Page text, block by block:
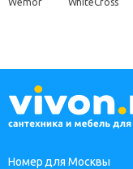
Номер для Москвы